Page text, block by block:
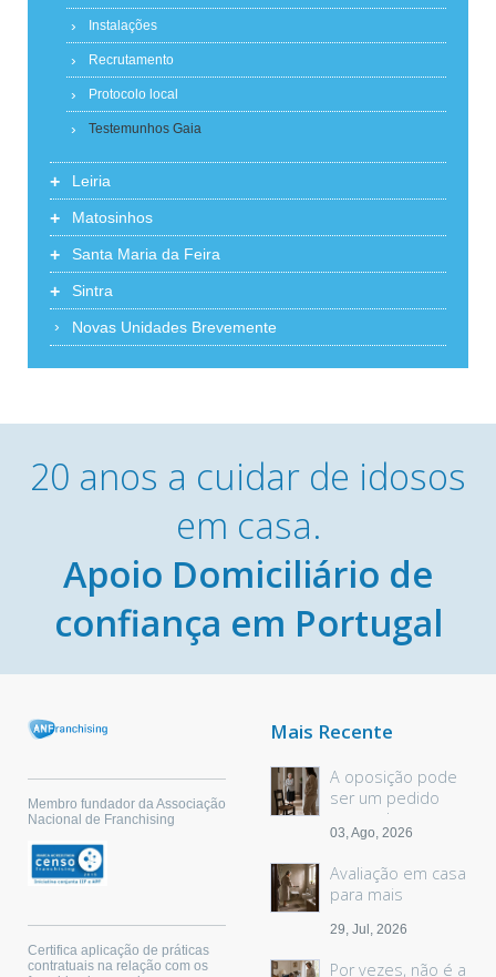
Instalações
Recrutamento
Protocolo local
Testemunhos Gaia
+ Leiria
+ Matosinhos
+ Santa Maria da Feira
+ Sintra
Novas Unidades Brevemente
20 anos a cuidar de idosos
em casa.
Apoio Domiciliário de
confiança em Portugal
Membro fundador da Associação
Nacional de Franchising
Certifica aplicação de práticas
contratuais na relação com os
Mais Recente
A oposição pode
ser um pedido
sem palavras
03, Ago, 2026
Avaliação em casa
para mais
29, Jul, 2026
Por vezes, não é a